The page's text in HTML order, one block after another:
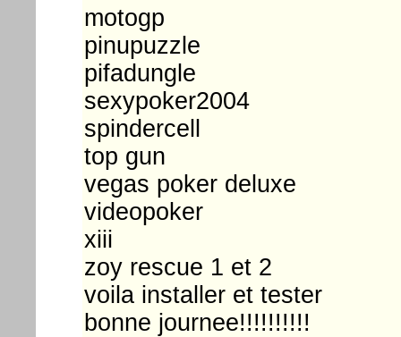
motogp
pinupuzzle
pifadungle
sexypoker2004
spindercell
top gun
vegas poker deluxe
videopoker
xiii
zoy rescue 1 et 2
voila installer et tester
bonne journee!!!!!!!!!!